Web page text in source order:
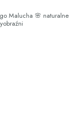
Malucha 🌸 naturalne